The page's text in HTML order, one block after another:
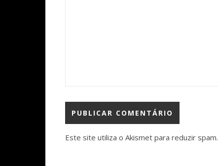
Este site utiliza o Akismet para reduzir spam.